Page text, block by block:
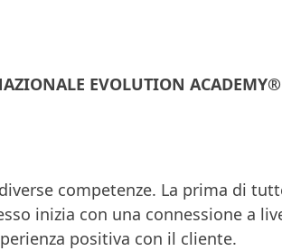
EVOLUTION ACADEMY®
competenze. La prima di
inizia con una connessione a
positiva con il cliente.